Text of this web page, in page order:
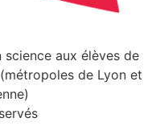
aux élèves de
de Lyon et